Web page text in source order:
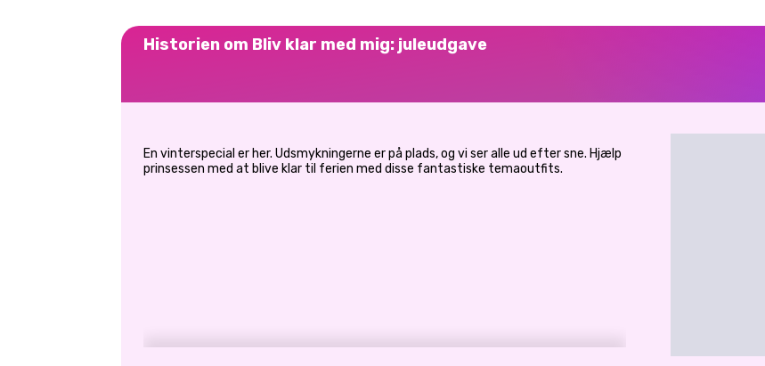
Historien om Bliv klar med mig: juleudgave
En vinterspecial er her. Udsmykningerne er på plads, og vi ser alle ud efter sne. Hjælp
prinsessen med at blive klar til ferien med disse fantastiske temaoutfits.